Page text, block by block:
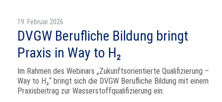
19. Februar 2026
DVGW Berufliche Bildung bringt
Praxis in Way to H₂
Im Rahmen des Webinars „Zukunftsorientierte Qualifizierung –
Way to H₂“ bringt sich die DVGW Berufliche Bildung mit einem
Praxisbeitrag zur Wasserstoffqualifizierung ein.